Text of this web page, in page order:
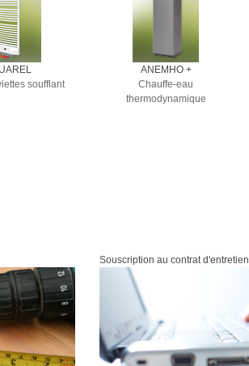
soufflant
ANEMHO +
Chauffe-eau
thermodynamique
Souscription au contrat d'entretien